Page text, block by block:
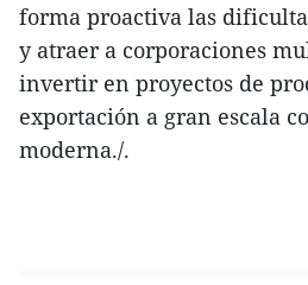
forma proactiva las
y atraer a corporaciones
invertir en proyectos de
exportación a gran escala
moderna./.